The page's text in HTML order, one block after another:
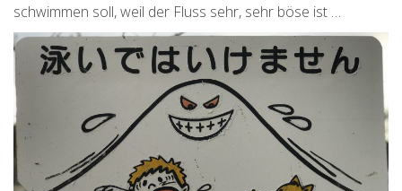
schwimmen soll, weil der Fluss sehr, sehr böse ist …